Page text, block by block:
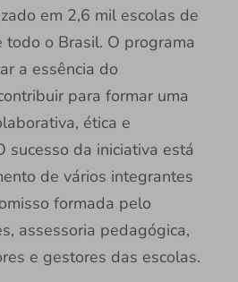
em 2,6 mil escolas de
o Brasil. O programa
a essência do
para formar uma
ética e
sucesso da iniciativa está
de vários integrantes
formada pelo
assessoria pedagógica,
e gestores das escolas.